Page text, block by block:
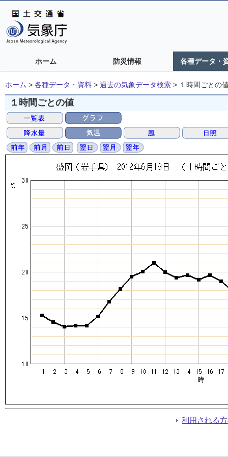
ホーム 防災情報 各種データ・
ホーム > 各種データ・資料 > 過去の気象データ検索 > １時間ごとの
１時間ごとの値
利用される